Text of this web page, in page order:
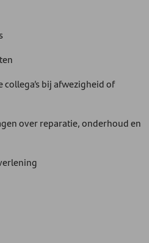
bij afwezigheid of
over reparatie, onderhoud en